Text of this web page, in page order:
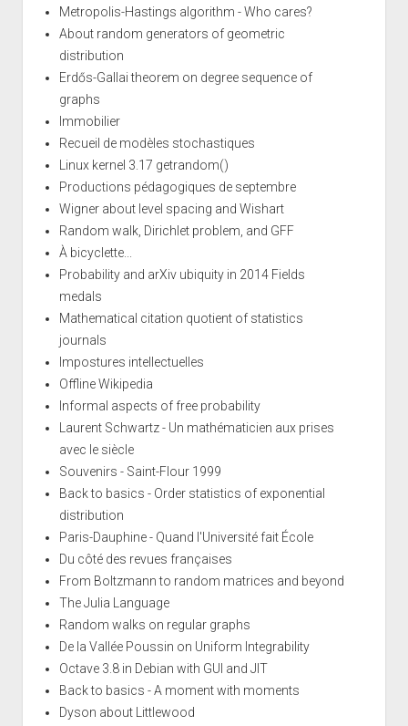
Metropolis-Hastings algorithm - Who cares?
About random generators of geometric
distribution
Erdős-Gallai theorem on degree sequence of
graphs
Immobilier
Recueil de modèles stochastiques
Linux kernel 3.17 getrandom()
Productions pédagogiques de septembre
Wigner about level spacing and Wishart
Random walk, Dirichlet problem, and GFF
À bicyclette...
Probability and arXiv ubiquity in 2014 Fields
medals
Mathematical citation quotient of statistics
journals
Impostures intellectuelles
Offline Wikipedia
Informal aspects of free probability
Laurent Schwartz - Un mathématicien aux prises
avec le siècle
Souvenirs - Saint-Flour 1999
Back to basics - Order statistics of exponential
distribution
Paris-Dauphine - Quand l'Université fait École
Du côté des revues françaises
From Boltzmann to random matrices and beyond
The Julia Language
Random walks on regular graphs
De la Vallée Poussin on Uniform Integrability
Octave 3.8 in Debian with GUI and JIT
Back to basics - A moment with moments
Dyson about Littlewood